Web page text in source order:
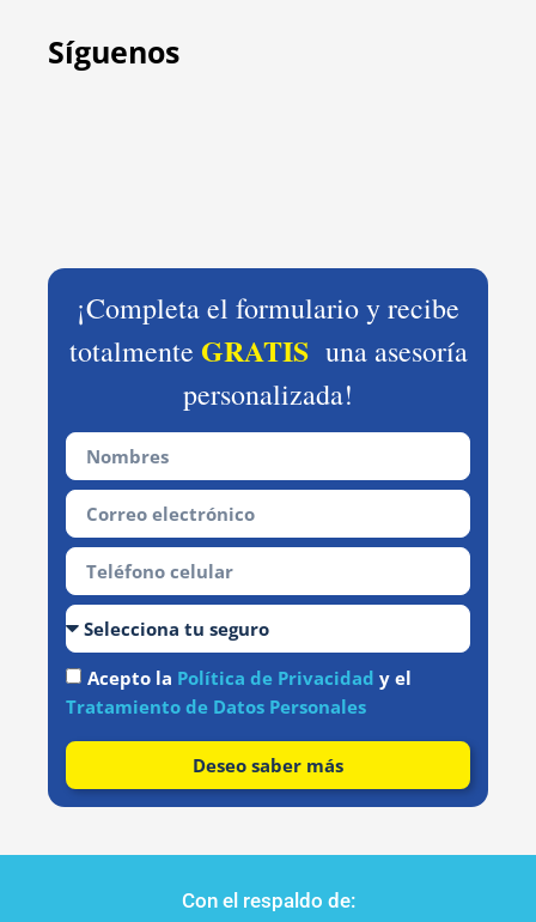
Síguenos
¡Completa el formulario y recibe
totalmente GRATISuna asesoría
personalizada!
Acepto la Política de Privacidad y el
Tratamiento de Datos Personales
Deseo saber más
Con el respaldo de: